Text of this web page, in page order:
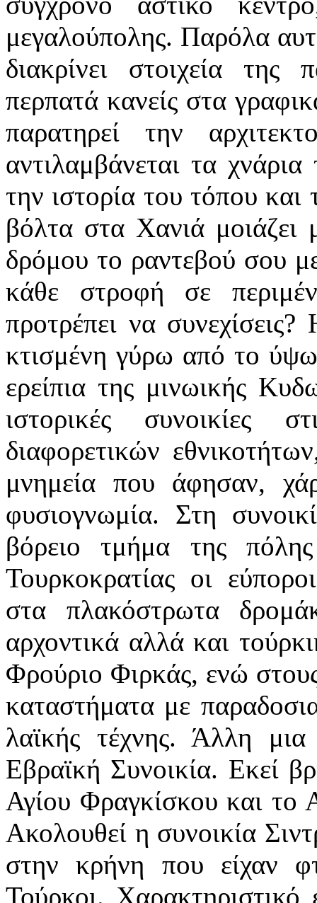
μεγαλούπολης. Παρόλα
διακρίνει στοιχεία
περπατά κανείς στα
παρατηρεί την
αντιλαμβάνεται τα
την ιστορία του τόπου
βόλτα στα Χανιά
δρόμου το ραντεβού σου
κάθε στροφή σε
προτρέπει να
κτισμένη γύρω από το
ερείπια της μινωικής
ιστορικές συνοικίες
διαφορετικών
μνημεία που άφησαν,
φυσιογνωμία. Στη
βόρειο τμήμα της
Τουρκοκρατίας οι
στα πλακόστρωτα
αρχοντικά αλλά και
Φρούριο Φιρκάς, ενώ
καταστήματα με
λαϊκής τέχνης. Άλλη μια
Εβραϊκή Συνοικία. Εκεί
Αγίου Φραγκίσκου και το
Ακολουθεί η συνοικία
στην κρήνη που είχαν
Τούρκοι.